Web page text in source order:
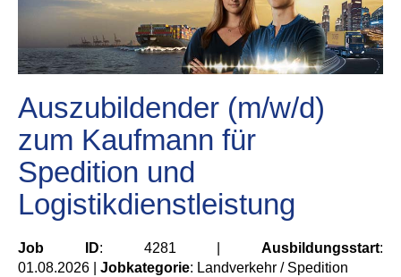
Auszubildender (m/w/d)
zum Kaufmann für
Spedition und
Logistikdienstleistung
Job ID: 4281 | Ausbildungsstart:
01.08.2026 | Jobkategorie: Landverkehr / Spedition